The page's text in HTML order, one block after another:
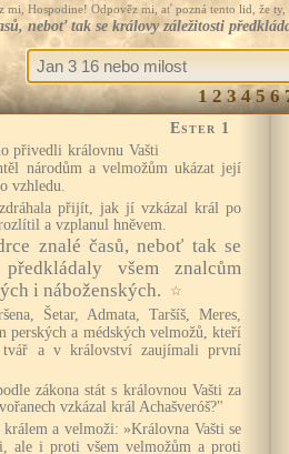
mi, Hospodine! Odpověz mi, ať pozná tento lid, že
neboť tak se královy záležitosti
1 2 3 4 5 6
Ester 1
přivedli královnu Vašti
národům a velmožům ukázat její
vzhledu.
přijít, jak jí vzkázal král po
a vzplanul hněvem.
znalé časů, neboť tak se
všem znalcům
i náboženských.
☆
Šetar, Admata, Taršíš, Meres,
perských a médských velmožů, kteří
a v království zaujímali první
zákona stát s královnou Vašti za
vzkázal král Achašveróš?"
a velmoži: »Královna Vašti se
ale i proti všem velmožům a proti